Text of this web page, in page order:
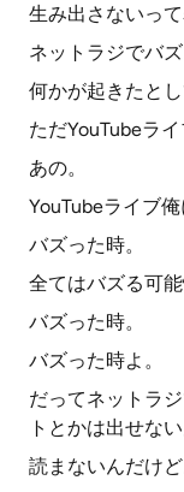
生み出さないっ
ネットラジでバズ
何かが起きたと
ただYouTubeラ
あの。
YouTubeライブ
バズった時。
全てはバズる可能
バズった時。
バズった時よ。
だってネットラ
トとかは出せな
読まないんだけど